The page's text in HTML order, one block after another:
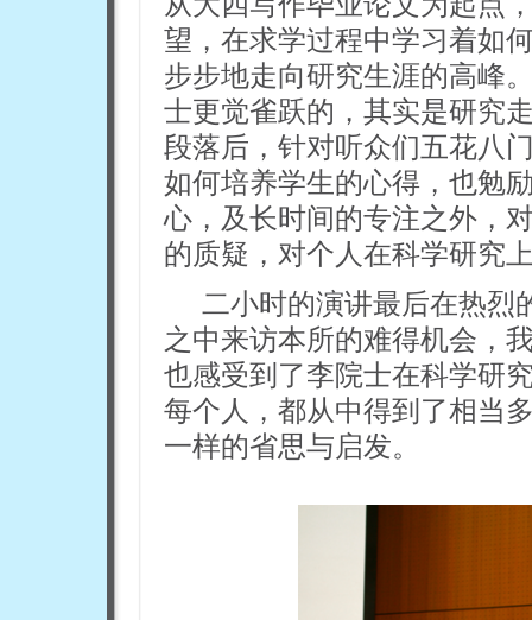
望，在求学过程中学习着如
步步地走向研究生涯的高峰
士更觉雀跃的，其实是研究
段落后，针对听众们五花八
如何培养学生的心得，也勉
心，及长时间的专注之外，
的质疑，对个人在科学研究
二小时的演讲最后在热烈
之中来访本所的难得机会，
也感受到了李院士在科学研
每个人，都从中得到了相当
一样的省思与启发。